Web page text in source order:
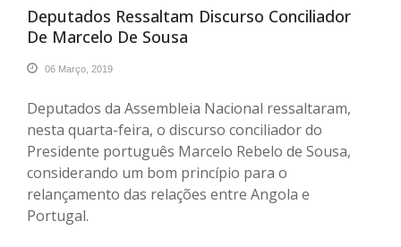
Deputados Ressaltam Discurso Conciliador
De Marcelo De Sousa
06 Março, 2019
Deputados da Assembleia Nacional ressaltaram,
nesta quarta-feira, o discurso conciliador do
Presidente português Marcelo Rebelo de Sousa,
considerando um bom princípio para o
relançamento das relações entre Angola e
Portugal.